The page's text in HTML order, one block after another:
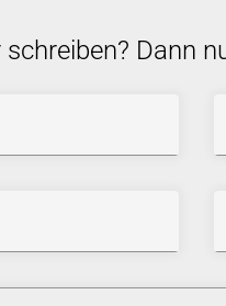
schreiben? Dann